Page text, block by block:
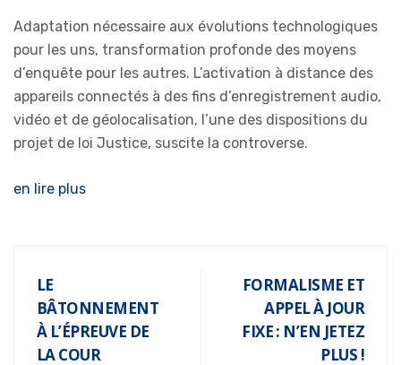
Adaptation nécessaire aux évolutions technologiques
pour les uns, transformation profonde des moyens
d’enquête pour les autres. L’activation à distance des
appareils connectés à des fins d’enregistrement audio,
vidéo et de géolocalisation, l’une des dispositions du
projet de loi Justice, suscite la controverse.
en lire plus
LE
BÂTONNEMENT
À L’ÉPREUVE DE
LA COUR
FORMALISME ET
APPEL À JOUR
FIXE : N’EN JETEZ
PLUS !